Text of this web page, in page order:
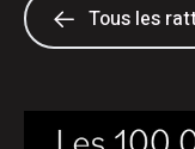
Tous les